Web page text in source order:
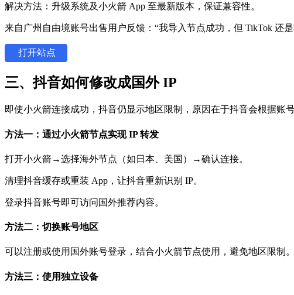
解决方法：升级系统及小火箭 App 至最新版本，保证兼容性。
来自广州自由境账号出售用户反馈：“我导入节点成功，但 TikTok 还
打开站点
三、抖音如何修改成国外 IP
即使小火箭连接成功，抖音仍显示地区限制，原因在于抖音会根据账
方法一：通过小火箭节点实现 IP 转发
打开小火箭→选择海外节点（如日本、美国）→确认连接。
清理抖音缓存或重装 App，让抖音重新识别 IP。
登录抖音账号即可访问国外推荐内容。
方法二：切换账号地区
可以注册或使用国外账号登录，结合小火箭节点使用，避免地区限制。
方法三：使用独立设备